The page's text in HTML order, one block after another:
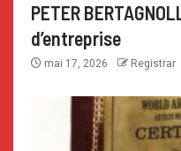
PETER
d’entreprise
mai 17, 2026 Registrar